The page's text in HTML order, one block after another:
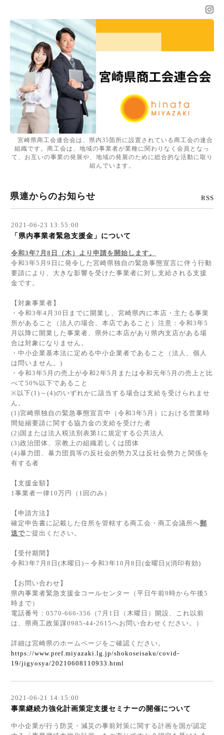
宮崎県商工会連合会は、県内35箇所に設置されている商工会の連合
組織です。商工会は、地域の事業者が業種に関わりなく会員となっ
て、お互いの事業の発展や、地域の発展のために総合的な活動に取り
組んでいます。
県連からのお知らせ RSS
2021-06-23 13:55:00
「県内事業者緊急支援金」について
令和3年7 月 8 日（木）より申請を開始します。
令和3年5 月 9 日に発令した宮崎県独自の緊急事態宣言に伴う行動
要請により、大きな影響を受けた事業者に対し支給される支援
金です。
【対象事業者】
・令和3年4 月 30 日までに開業し、宮崎県内に本店・主たる事業
所があること（法人の場合、本店であること）注意：令和3年5
月以降に開業した事業者、県外に本店があり県内支店がある場
合は対象になりません。
・中小企業基本法に定める中小企業者であること（法人、個人
は問いません。 )
・令和3年5 月の売上が令和2年5 月または令和元年5 月の売上と比
べて50% 以下であること
※ 以下(1) ～ (4)のいずれかに該当する場合は支給を受けられませ
ん。
(1)宮崎県独自の緊急事態宣言中（令和3年5 月）における営業時
間短縮要請に関する協力金の支給を受けた者
(2) 国または法人税法別表第 1 に規定する公共法人
(3)政治団体、宗教上の組織若しくは団体
(4)暴力団、暴力団員等の反社会的勢力又は反社会勢力と関係を
有する者
【支援金額】
1事業者一律10万円（ 1 回のみ）
【申請方法】
確定申告書に記載した住所を管轄する商工会・商工会議所へ郵
送でご提出ください。
【受付期間】
令和3年7 月 8 日 (木曜日 ) ～令和3年10 月 8 日 (金曜日 )(消印有効)
【お問い合わせ】
県内事業者緊急支援金コールセンター（平日午前9 時から午後5
時まで）
電話番号： 0570-666-356 （ 7 月 1 日（木曜日）開設、これ以前
は、県商工政策課0985-44-2615へお問い合わせください。）
詳細は宮崎県のホームページをご確認ください。
https://www.pref.miyazaki.lg.jp/shokoseisaku/covid-
19/jigyosya/20210608110933.html
2021-06-21 14:15:00
事業継続力強化計画策定支援セミナーの開催について
中小企業が行う防災・減災の事前対策に関する計画を国が認定